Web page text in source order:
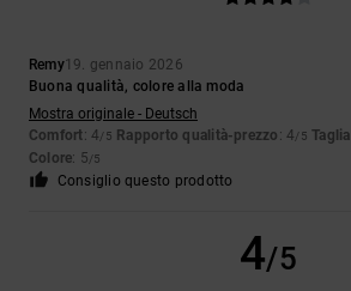
Remy19. gennaio 2026
Buona qualità, colore alla moda
Mostra originale - Deutsch
Comfort: 4/5 Rapporto qualità-prezzo : 4/5 Taglia
Colore: 5/5
Consiglio questo prodotto
4/5